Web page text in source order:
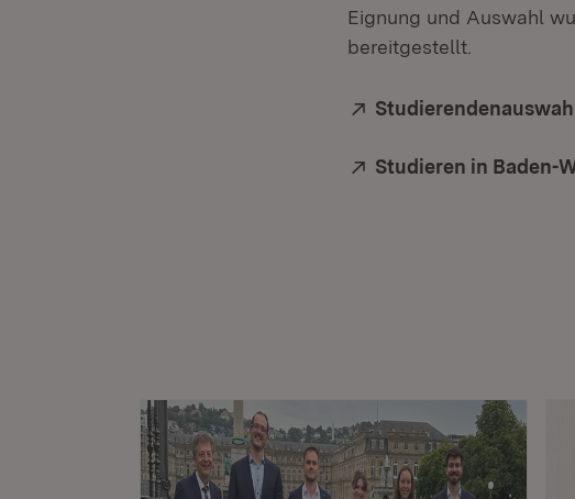
Eignung und Auswahl
bereitgestellt.
Extern:
Extern:
Studieren in Baden-